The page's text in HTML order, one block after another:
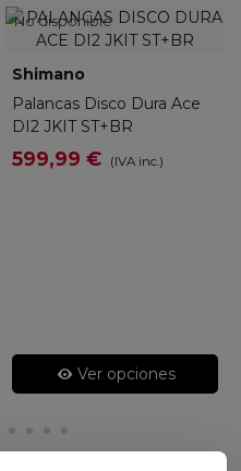
No disponible
Shimano
Palancas Disco Dura Ace
DI2 JKIT ST+BR
599,99 € (IVA inc.)
Ver opciones